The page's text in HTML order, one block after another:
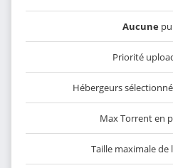
Aucune
Priorité
Hébergeurs
Max Torrent en
Taille maximale de